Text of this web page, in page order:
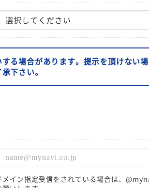
る場合があります。提示を頂けない
下さい。
メイン指定受信をされている場合は、